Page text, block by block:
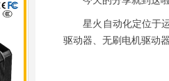
星火自动化定位于运
驱动器、无刷电机驱动